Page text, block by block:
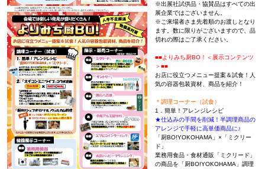
※出展社試供品・協賛品はすべての出
展企業ではございません。
※ご来場者さま先着順のお渡しとなり
ます。数に限りがございますので、品
切れの際はご了承ください。
■■よりみち厨BO！＜展示コンテンツ
＞■■
お店に役立つメニュー提案＆試食！人
気の容器包装資材、商品を紹介！
＊調理コーナー（試食）
1．簡単！アレンジレシピ
★仕込みの手間を削減！半調理商品の
アレンジで手軽に高単価商品に♪
「厨BO!YOKOHAMA」×「ミクリー
ド」
業務用食品・食材通販「ミクリード」
の商品を「厨BO!YOKOHAMA」調理